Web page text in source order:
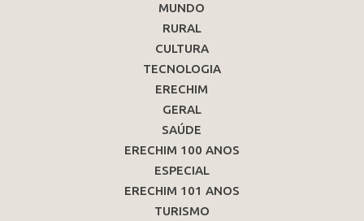
MUNDO
RURAL
CULTURA
TECNOLOGIA
ERECHIM
GERAL
SAÚDE
ERECHIM 100 ANOS
ESPECIAL
ERECHIM 101 ANOS
TURISMO